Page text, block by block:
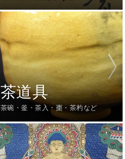
茶道具
茶碗・釜・茶入・棗・茶杓など